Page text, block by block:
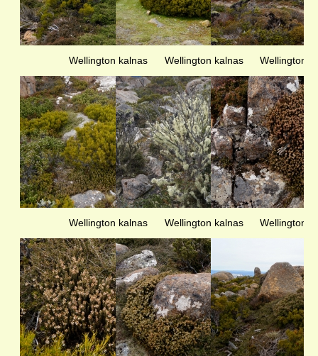
Wellington kalnas Wellington kalnas Wellington
Wellington kalnas Wellington kalnas Wellington